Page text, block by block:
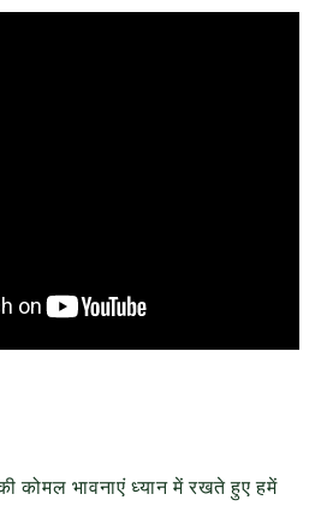
कोमल भावनाएं ध्यान में रखते हुए हमें